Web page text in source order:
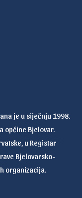
je u siječnju 1998.
općine Bjelovar.
u Registar
Bjelovarsko-
organizacija.